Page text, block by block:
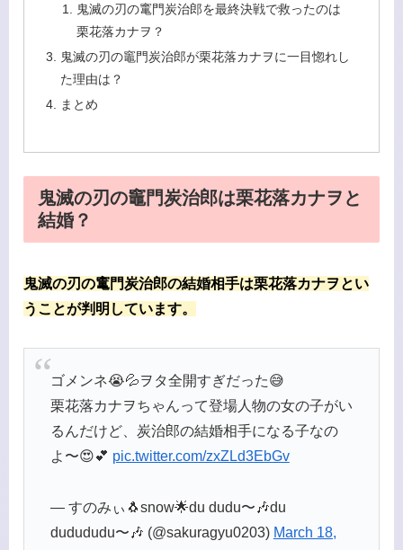
鬼滅の刃の竃門炭治郎を最終決戦で救ったのは
栗花落カナヲ？
鬼滅の刃の竈門炭治郎が栗花落カナヲに一目惚れし
た理由は？
まとめ
鬼滅の刃の竈門炭治郎は栗花落カナヲと
結婚？
鬼滅の刃の竃門炭治郎の結婚相手は栗花落カナヲとい
うことが判明しています。
ゴメンネ😭💦ヲタ全開すぎだった😅
栗花落カナヲちゃんって登場人物の女の子がい
るんだけど、炭治郎の結婚相手になる子なの
よ〜😍💕 pic.twitter.com/zxZLd3EbGv
— すのみぃ🐧snow🌟du dudu〜🎶du
dudududu〜🎶 (@sakuragyu0203) March 18,